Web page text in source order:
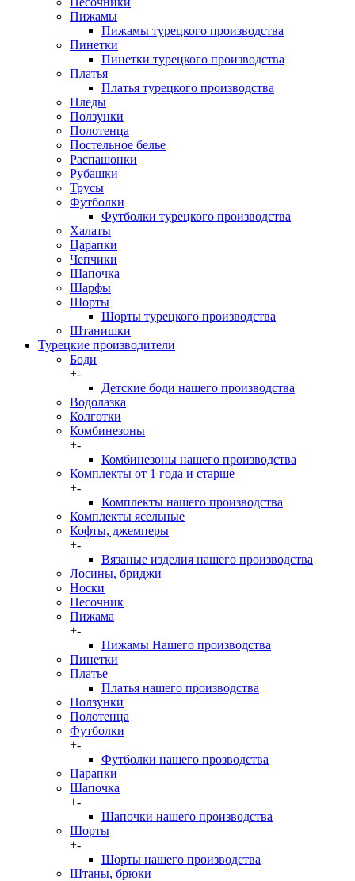
Пижамы
Пижамы турецкого производства
Пинетки
Пинетки турецкого производства
Платья
Платья турецкого производства
Пледы
Ползунки
Полотенца
Постельное белье
Распашонки
Рубашки
Трусы
Футболки
Футболки турецкого производства
Халаты
Царапки
Чепчики
Шапочка
Шарфы
Шорты
Шорты турецкого производства
Штанишки
Турецкие производители
Боди
+-
Детские боди нашего производства
Водолазка
Колготки
Комбинезоны
+-
Комбинезоны нашего производства
Комплекты от 1 года и старше
+-
Комплекты нашего производства
Комплекты ясельные
Кофты, джемперы
+-
Вязаные изделия нашего производства
Лосины, бриджи
Носки
Песочник
Пижама
+-
Пижамы Нашего производства
Пинетки
Платье
Платья нашего производства
Ползунки
Полотенца
Футболки
+-
Футболки нашего прозводства
Царапки
Шапочка
+-
Шапочки нашего производства
Шорты
+-
Шорты нашего производства
Штаны, брюки